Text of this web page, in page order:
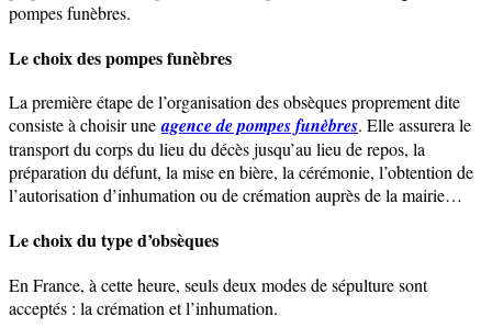
pompes funèbres.
Le choix des pompes funèbres
La première étape de l’organisation des obsèques proprement dite
consiste à choisir uneagence de pompes funèbres. Elle assurera le
transport du corps du lieu du décès jusqu’au lieu de repos, la
préparation du défunt, la mise en bière, la cérémonie, l’obtention de
l’autorisation d’inhumation ou de crémation auprès de la mairie…
Le choix du type d’obsèques
En France, à cette heure, seuls deux modes de sépulture sont
acceptés : la crémation et l’inhumation.